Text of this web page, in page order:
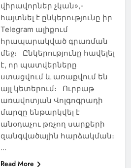
վիրավորներ չկան»,-
հայտնել է ընկերությունը իր
Telegram ալիքում
հրապարակված գրառման
մեջ։ Ընկերությունը հավելել
է, որ պատվերները
ստացվում և առաքվում են
այլ կետերում։ Ուրբաթ
առավոտյան Վոլգոգրադի
մարզը ենթարկվել է
անօդաչու թռչող սարքերի
զանգվածային հարձակման։
…
Read More